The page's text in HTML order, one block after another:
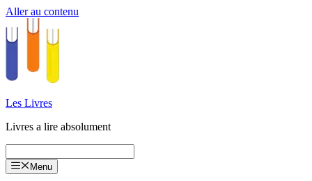
Aller au contenu
Les Livres
Livres a lire absolument
Menu